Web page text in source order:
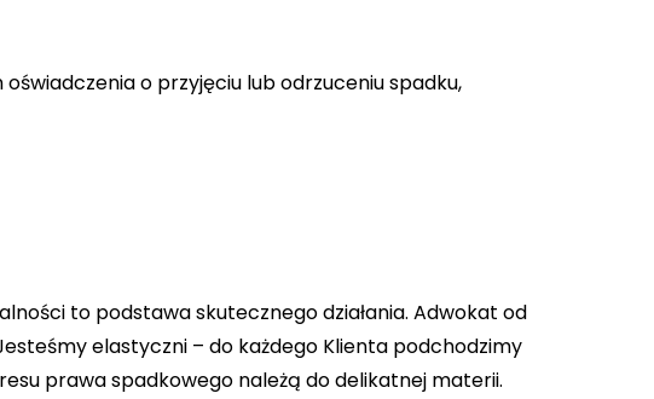
o przyjęciu lub odrzuceniu spadku,
to podstawa skutecznego działania. Adwokat od
elastyczni – do każdego Klienta podchodzimy
prawa spadkowego należą do delikatnej materii.